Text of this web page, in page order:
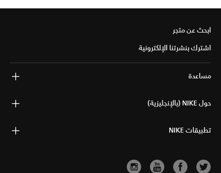
ابحث عن متجر
اشترك بنشرتنا الإلكترونية
مساعدة
حول NIKE (بالإنجليزية)
تطبيقات NIKE